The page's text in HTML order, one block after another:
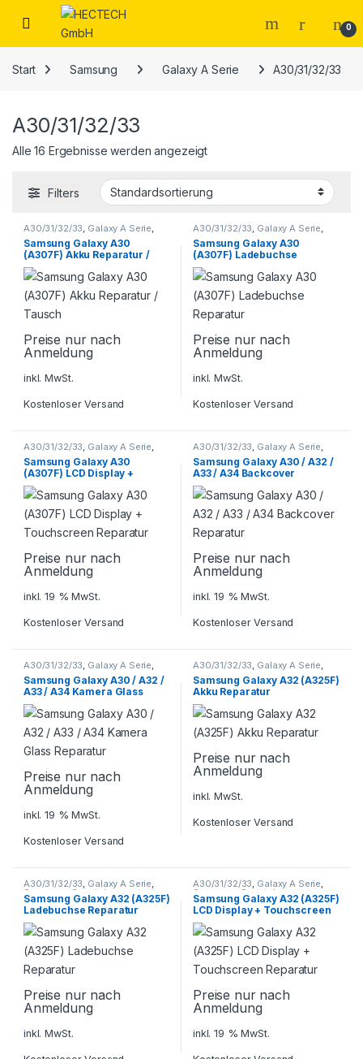
Open 0
Start Samsung Galaxy A Serie A30/31/32/33
A30/31/32/33
Alle 16 Ergebnisse werden angezeigt
Filters
A30/31/32/33, Galaxy A Serie,
Samsung Smartphone
Reparatur
Samsung Galaxy A30
(A307F) Akku Reparatur /
Tausch
Preise nur nach
Anmeldung
inkl. MwSt.
Kostenloser Versand
A30/31/32/33, Galaxy A Serie,
Samsung Smartphone
Reparatur
Samsung Galaxy A30
(A307F) Ladebuchse
Reparatur
Preise nur nach
Anmeldung
inkl. MwSt.
Kostenloser Versand
A30/31/32/33, Galaxy A Serie,
Samsung Smartphone
Reparatur
Samsung Galaxy A30
(A307F) LCD Display +
Touchscreen Reparatur
Preise nur nach
Anmeldung
inkl. 19 % MwSt.
Kostenloser Versand
A30/31/32/33, Galaxy A Serie,
Samsung Smartphone
Reparatur
Samsung Galaxy A30 / A32 /
A33 / A34 Backcover
Reparatur
Preise nur nach
Anmeldung
inkl. 19 % MwSt.
Kostenloser Versand
A30/31/32/33, Galaxy A Serie,
Samsung Smartphone
Reparatur
Samsung Galaxy A30 / A32 /
A33 / A34 Kamera Glass
Reparatur
Preise nur nach
Anmeldung
inkl. 19 % MwSt.
Kostenloser Versand
A30/31/32/33, Galaxy A Serie,
Samsung Smartphone
Reparatur
Samsung Galaxy A32 (A325F)
Akku Reparatur
Preise nur nach
Anmeldung
inkl. MwSt.
Kostenloser Versand
A30/31/32/33, Galaxy A Serie,
Samsung Smartphone
Reparatur
Samsung Galaxy A32 (A325F)
Ladebuchse Reparatur
Preise nur nach
Anmeldung
inkl. MwSt.
A30/31/32/33, Galaxy A Serie,
Samsung Smartphone
Reparatur
Samsung Galaxy A32 (A325F)
LCD Display + Touchscreen
Reparatur
Preise nur nach
Anmeldung
inkl. 19 % MwSt.